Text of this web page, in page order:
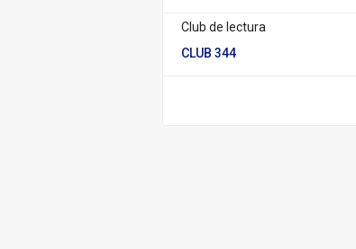
Club de lectura
CLUB 344